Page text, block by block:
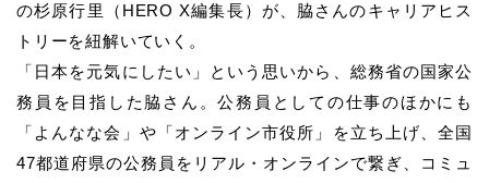
の杉原行里（HERO X編集長）が、脇さんのキャリアヒス
トリーを紐解いていく。
「日本を元気にしたい」という思いから、総務省の国家公
務員を目指した脇さん。公務員としての仕事のほかにも
「よんなな会」や「オンライン市役所」を立ち上げ、全国
47都道府県の公務員をリアル・オンラインで繋ぎ、コミュ